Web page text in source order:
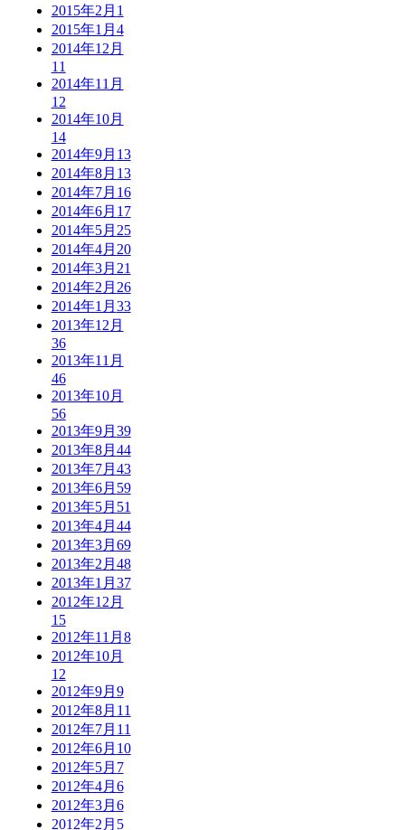
2015年2月 1
2015年1月 4
2014年12月
11
2014年11月
12
2014年10月
14
2014年9月 13
2014年8月 13
2014年7月 16
2014年6月 17
2014年5月 25
2014年4月 20
2014年3月 21
2014年2月 26
2014年1月 33
2013年12月
36
2013年11月
46
2013年10月
56
2013年9月 39
2013年8月 44
2013年7月 43
2013年6月 59
2013年5月 51
2013年4月 44
2013年3月 69
2013年2月 48
2013年1月 37
2012年12月
15
2012年11月 8
2012年10月
12
2012年9月 9
2012年8月 11
2012年7月 11
2012年6月 10
2012年5月 7
2012年4月 6
2012年3月 6
2012年2月 5